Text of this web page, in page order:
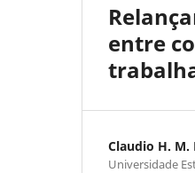
entre
Claudio H. M.
Universidade